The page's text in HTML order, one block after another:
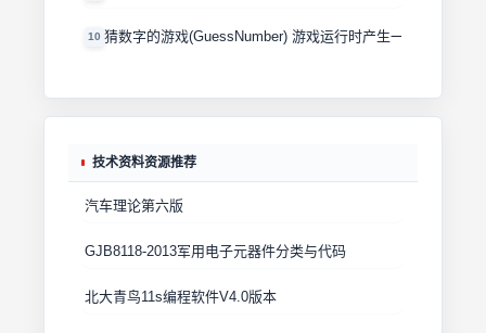
10 猜数字的游戏(GuessNumber) 游戏运行时产生一个0－1000
技术资料资源推荐
汽车理论第六版
GJB8118-2013军用电子元器件分类与代码
北大青鸟11s编程软件V4.0版本